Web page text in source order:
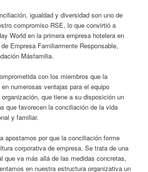
igualdad y diversidad son uno de
compromiso RSE, lo que convirtió a
World en la primera empresa hotelera en
Empresa Familiarmente Responsable,
Másfamilia.
con los miembros que la
numerosas ventajas para el equipo
que tiene a su disposición un
que favorecen la conciliación de la vida
y familiar.
apostamos por que la conciliación forme
corporativa de empresa. Se trata de una
que va más allá de las medidas concretas,
en nuestra estructura organizativa un